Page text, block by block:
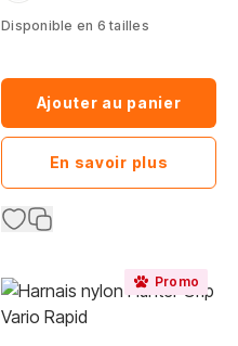
Disponible en 6 tailles
Ajouter au panier
En savoir plus
Promo